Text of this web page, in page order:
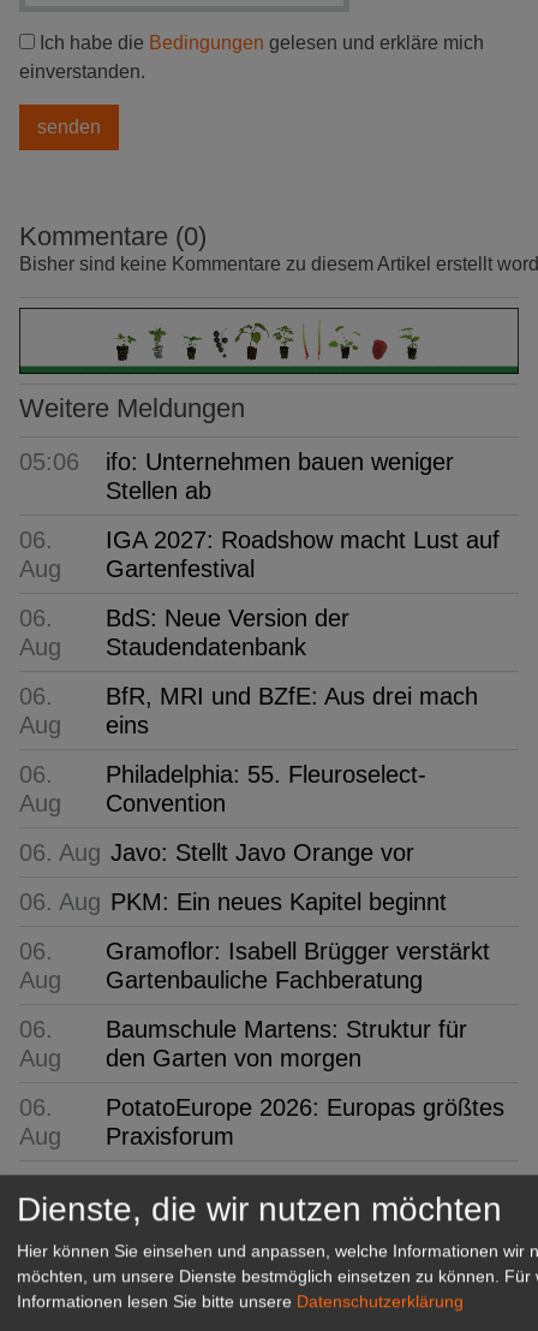
Ich habe die Bedingungen gelesen und erkläre mich
einverstanden.
Kommentare (0)
Bisher sind keine Kommentare zu diesem Artikel erstellt
Weitere Meldungen
05:06
ifo: Unternehmen bauen weniger
Stellen ab
06.
Aug
IGA 2027: Roadshow macht Lust auf
Gartenfestival
06.
Aug
BdS: Neue Version der
Staudendatenbank
06.
Aug
BfR, MRI und BZfE: Aus drei mach
eins
06.
Aug
Philadelphia: 55. Fleuroselect-
Convention
06. Aug Javo: Stellt Javo Orange vor
06. Aug PKM: Ein neues Kapitel beginnt
06.
Aug
Gramoflor: Isabell Brügger verstärkt
Gartenbauliche Fachberatung
06.
Aug
Baumschule Martens: Struktur für
den Garten von morgen
06.
Aug
PotatoEurope 2026: Europas größtes
Praxisforum
Aug
Produktionsstätte in Papenburg
06.
Aug
VGL Bayern: Beste Meister 2026
geehrt
Dienste, die wir nutzen möchten
Hier können Sie einsehen und anpassen, welche Informationen wir
möchten, um unsere Dienste bestmöglich einsetzen zu können.
Für
Informationen lesen Sie bitte unsere Datenschutzerklärung